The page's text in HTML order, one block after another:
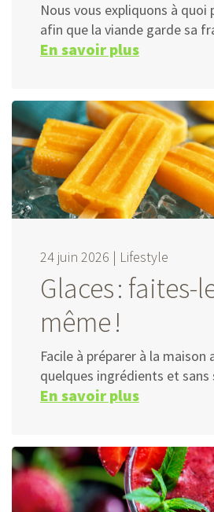
Nous vous expliquons à
afin que la viande garde sa
En savoir plus
24 juin 2026 | Lifestyle
Glaces : faites-
même !
Facile à préparer à la maison
quelques ingrédients et sans
En savoir plus